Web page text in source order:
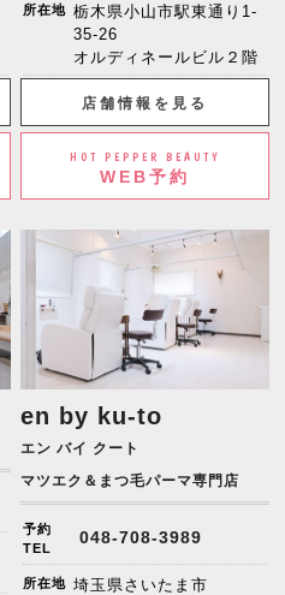
所在地 栃木県小山市駅東通り1-
35-26
オルディネールビル２階
店舗情報を見る
HOT PEPPER BEAUTY
WEB予約
en by ku-to
エン バイ クート
マツエク＆まつ毛パーマ専門店
予約
TEL
048-708-3989
所在地 埼玉県さいたま市